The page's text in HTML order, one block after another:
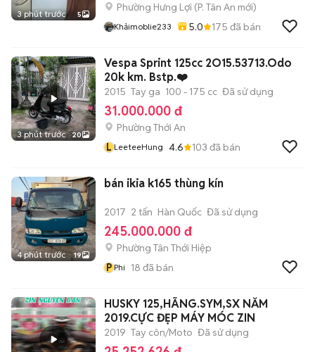
3 phút trước 5
Phường Hưng Lợi (P. Tân An mới)
Khảimoblie233 5.0 175 đã bán
3 phút trước 20
Vespa Sprint 125cc 2O15.53713.Odo
20k km. Bstp.❤️
2015 Tay ga 100 - 175 cc Đã sử dụng
31.000.000 đ
Phường Thới An
L LeeteeHung 4.6 103 đã bán
4 phút trước 19
bán ikia k165 thùng kín
2017 2 tấn Hàn Quốc Đã sử dụng
245.000.000 đ
Phường Tân Thới Hiệp
P Phi 18 đã bán
HUSKY 125,HÃNG.SYM,SX NĂM
2019.CỰC ĐẸP MÁY MÓC ZIN
2019 Tay côn/Moto Đã sử dụng